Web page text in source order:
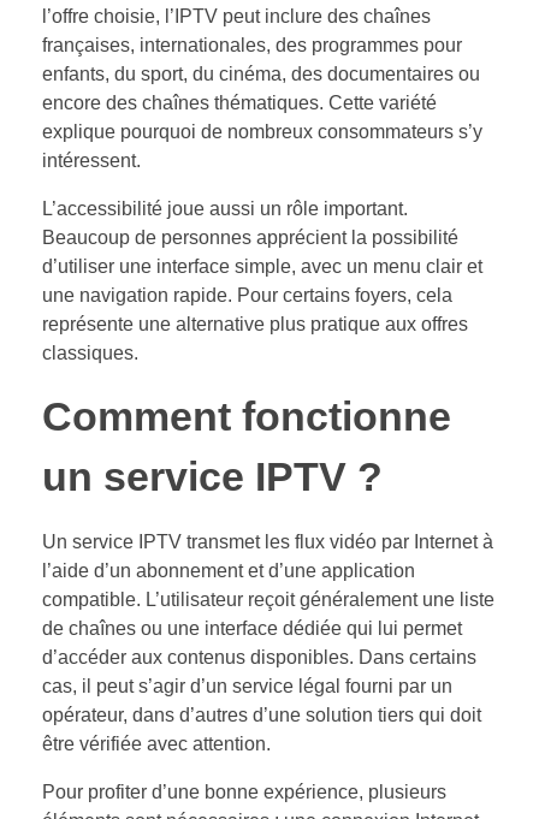
l’offre choisie, l’IPTV peut inclure des chaînes
françaises, internationales, des programmes pour
enfants, du sport, du cinéma, des documentaires ou
encore des chaînes thématiques. Cette variété
explique pourquoi de nombreux consommateurs s’y
intéressent.
L’accessibilité joue aussi un rôle important.
Beaucoup de personnes apprécient la possibilité
d’utiliser une interface simple, avec un menu clair et
une navigation rapide. Pour certains foyers, cela
représente une alternative plus pratique aux offres
classiques.
Comment fonctionne
un service IPTV ?
Un service IPTV transmet les flux vidéo par Internet à
l’aide d’un abonnement et d’une application
compatible. L’utilisateur reçoit généralement une liste
de chaînes ou une interface dédiée qui lui permet
d’accéder aux contenus disponibles. Dans certains
cas, il peut s’agir d’un service légal fourni par un
opérateur, dans d’autres d’une solution tiers qui doit
être vérifiée avec attention.
Pour profiter d’une bonne expérience, plusieurs